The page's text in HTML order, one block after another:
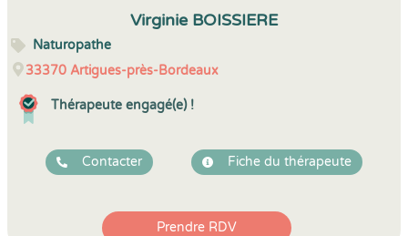
Virginie BOISSIERE
Naturopathe
33370 Artigues-près-Bordeaux
Thérapeute engagé(e) !
Contacter Fiche du thérapeute
Prendre RDV